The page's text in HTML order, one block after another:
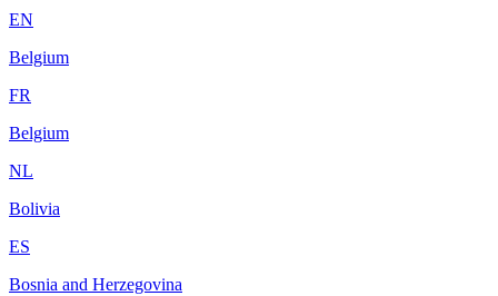
EN
Belgium
FR
Belgium
NL
Bolivia
ES
Bosnia and Herzegovina